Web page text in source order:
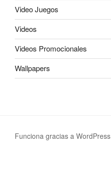
Video Juegos
Videos
Videos Promocionales
Wallpapers
Funciona gracias a WordPress